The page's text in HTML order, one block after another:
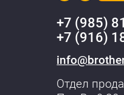
+7 (985)
+7 (916)
Отдел